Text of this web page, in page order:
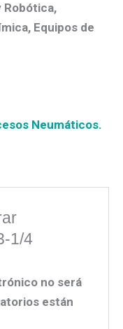
Equipos de
Neumáticos.
1/4
no será
están